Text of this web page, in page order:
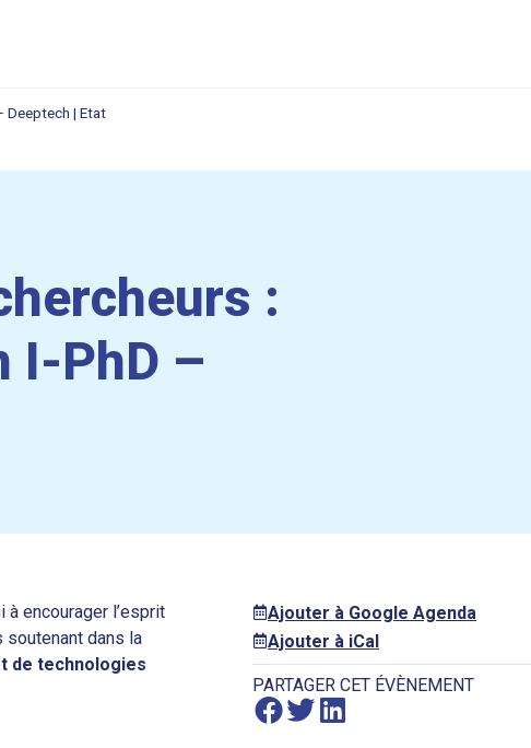
Deeptech | Etat
:
I-PhD –
encourager l’esprit
soutenant dans la
de technologies
Ajouter à Google Agenda
Ajouter à iCal
PARTAGER CET ÉVÈNEMENT